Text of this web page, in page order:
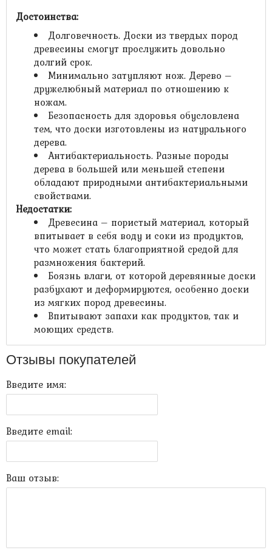
Достоинства:
Долговечность. Доски из твердых пород
древесины смогут прослужить довольно
долгий срок.
Минимально затупляют нож. Дерево –
дружелюбный материал по отношению к
ножам.
Безопасность для здоровья обусловлена
тем, что доски изготовлены из натурального
дерева.
Антибактериальность. Разные породы
дерева в большей или меньшей степени
обладают природными антибактериальными
свойствами.
Недостатки:
Древесина – пористый материал, который
впитывает в себя воду и соки из продуктов,
что может стать благоприятной средой для
размножения бактерий.
Боязнь влаги, от которой деревянные доски
разбухают и деформируются, особенно доски
из мягких пород древесины.
Впитывают запахи как продуктов, так и
моющих средств.
Отзывы покупателей
Введите имя:
Введите email:
Ваш отзыв: